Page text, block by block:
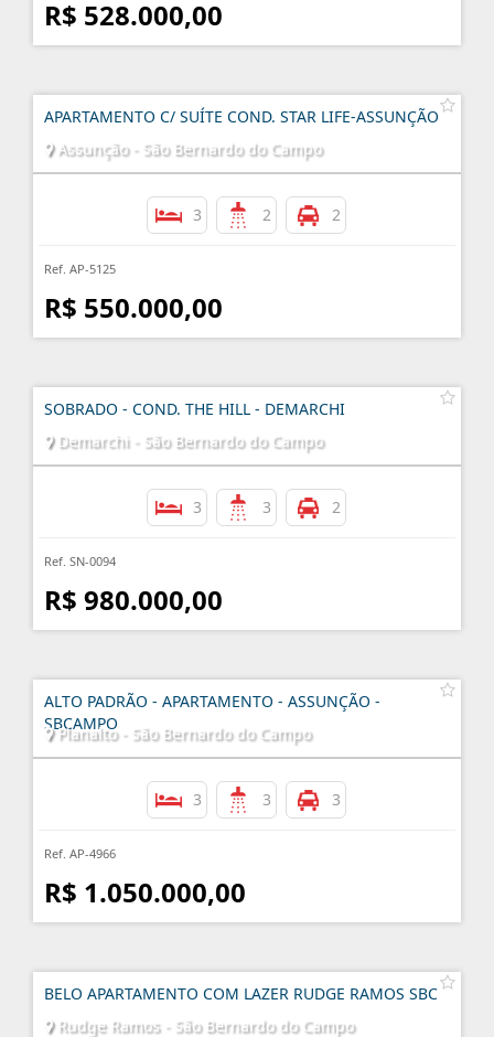
R$ 528.000,00
APARTAMENTO C/ SUÍTE COND. STAR LIFE-ASSUNÇÃO
Assunção - São Bernardo do Campo
3 2 2
Ref. AP-5125
R$ 550.000,00
SOBRADO - COND. THE HILL - DEMARCHI
Demarchi - São Bernardo do Campo
3 3 2
Ref. SN-0094
R$ 980.000,00
ALTO PADRÃO - APARTAMENTO - ASSUNÇÃO -
SBCAMPO
Planalto - São Bernardo do Campo
3 3 3
Ref. AP-4966
R$ 1.050.000,00
BELO APARTAMENTO COM LAZER RUDGE RAMOS SBC
Rudge Ramos - São Bernardo do Campo